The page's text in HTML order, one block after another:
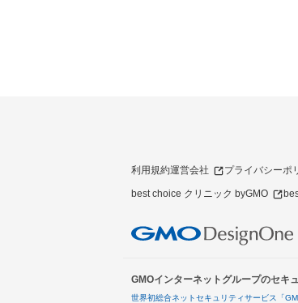
利用規約運営会社 プライバシーポ
best choice クリニック byGMO
GMOインターネットグループのセキ
世界初総合ネットセキュリティサービス「